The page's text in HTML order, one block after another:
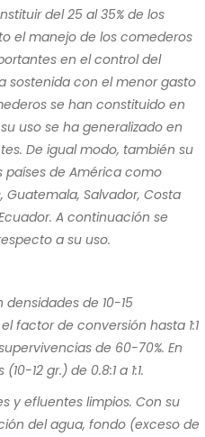
del 25 al 35% de los
el manejo de los comederos
en el control del
sostenida con el menor gasto
se han constituido en
uso se ha generalizado en
De igual modo, también su
países de América como
Guatemala, Salvador, Costa
A continuación se
a su uso.
de 10-15
factor de conversión hasta 1:1
de 60-70%. En
12 gr.) de 0.8:1 a 1:1.
y efluentes limpios. Con su
del agua, fondo (exceso de